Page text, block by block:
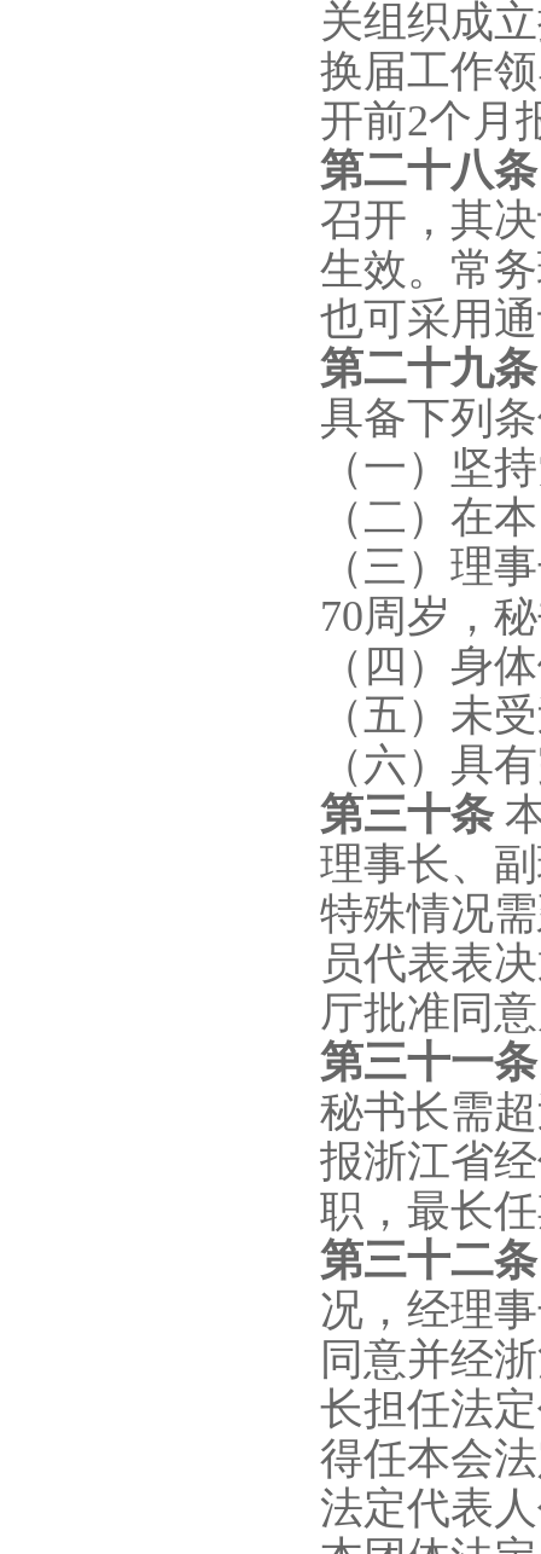
关组织成
换届工作
开前2个月
第二十八
召开，其
生效。常
也可采用
第二十九条
具备下列
（一）坚
（二）在
（三）理
70周岁，
（四）身
（五）未
（六）具
第三十条
理事长、
特殊情况
员代表表
厅批准同
第三十一
秘书长需
报浙江省
职，最长
第三十二条
况，经理
同意并经
长担任法
得任本会
法定代表